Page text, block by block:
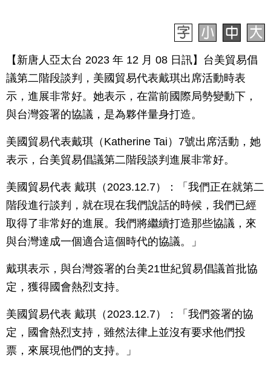
【新唐人亞太台 2023 年 12 月 08 日訊】台美貿易倡
議第二階段談判，美國貿易代表戴琪出席活動時表
示，進展非常好。她表示，在當前國際局勢變動下，
與台灣簽署的協議，是為夥伴量身打造。
美國貿易代表戴琪（Katherine Tai）7號出席活動，她
表示，台美貿易倡議第二階段談判進展非常好。
美國貿易代表 戴琪（2023.12.7）：「我們正在就第二
階段進行談判，就在現在我們說話的時候，我們已經
取得了非常好的進展。我們將繼續打造那些協議，來
與台灣達成一個適合這個時代的協議。」
戴琪表示，與台灣簽署的台美21世紀貿易倡議首批協
定，獲得國會熱烈支持。
美國貿易代表 戴琪（2023.12.7）：「我們簽署的協
定，國會熱烈支持，雖然法律上並沒有要求他們投
票，來展現他們的支持。」